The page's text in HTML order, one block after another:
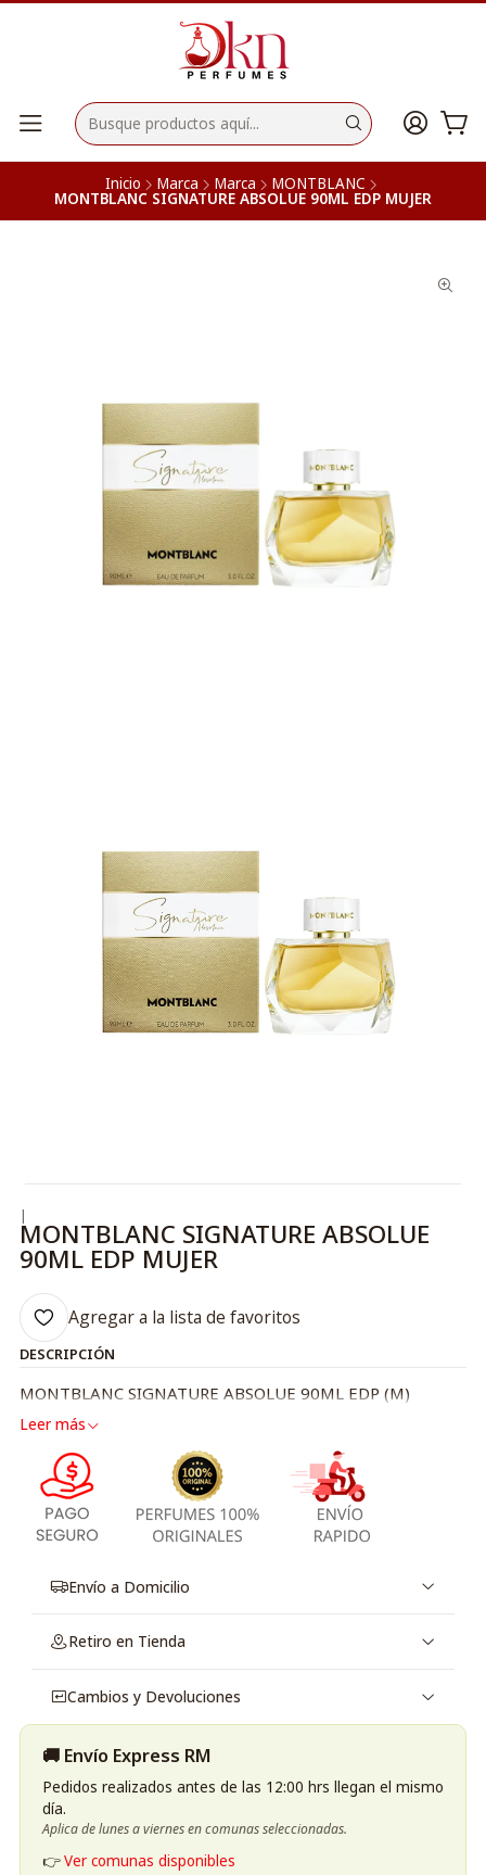
Inicio Marca Marca MONTBLANC
MONTBLANC SIGNATURE ABSOLUE 90ML EDP MUJER
|
MONTBLANC SIGNATURE ABSOLUE
90ML EDP MUJER
Agregar a la lista de favoritos
DESCRIPCIÓN
MONTBLANC SIGNATURE ABSOLUE 90ML EDP (M)
Leer más
Envío a Domicilio
Retiro en Tienda
Cambios y Devoluciones
🚚 Envío Express RM
Pedidos realizados antes de las 12:00 hrs llegan el mismo
día.
Aplica de lunes a viernes en comunas seleccionadas.
👉Ver comunas disponibles